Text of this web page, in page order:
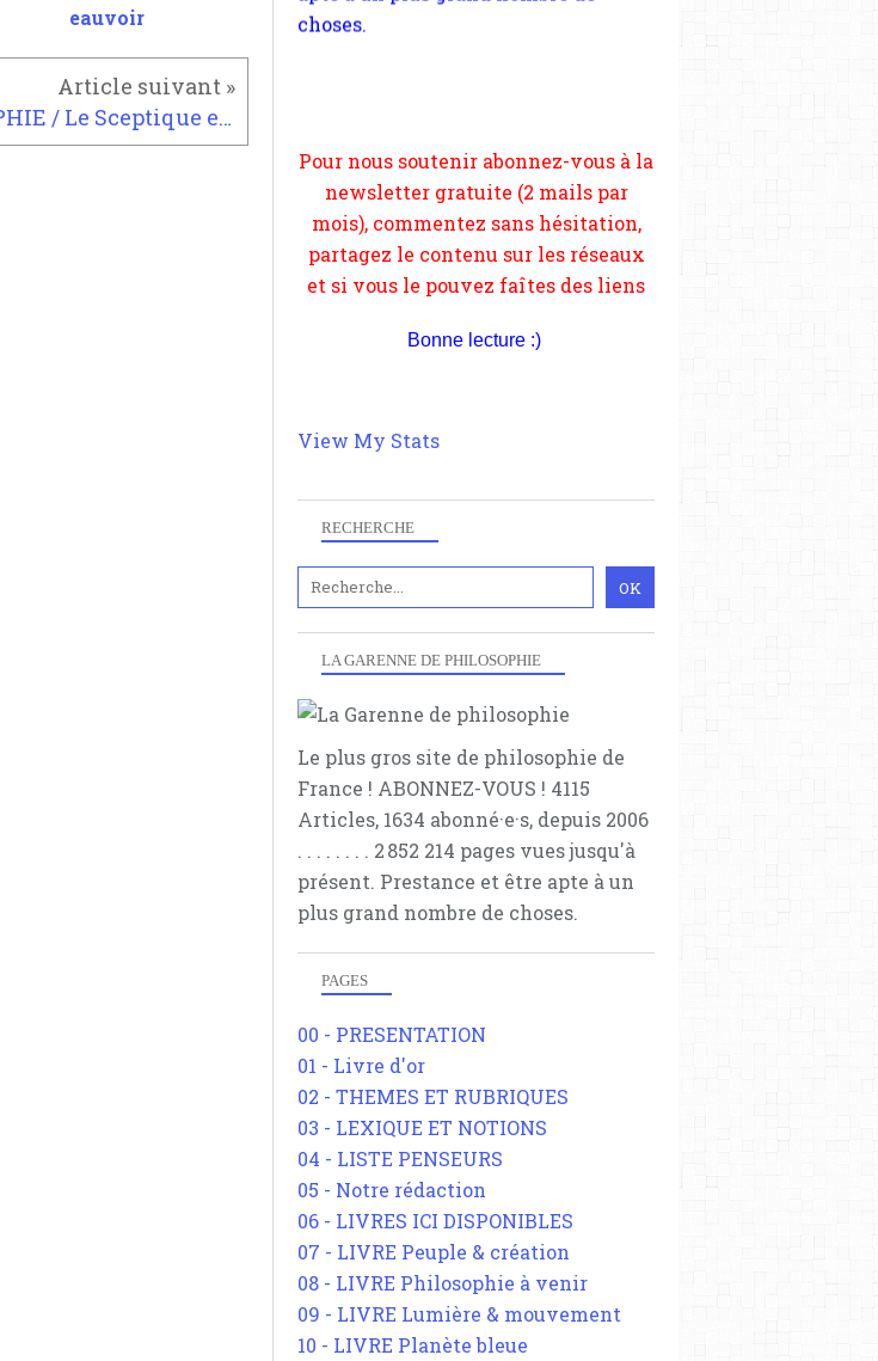
eauvoir
PHILOSOPHIE / Le Sceptique et l'Individu Empirique chez Immanuel Kant
RECHERCHE
LA GARENNE DE PHILOSOPHIE
Le plus gros site de philosophie de
France ! ABONNEZ-VOUS ! 4115
Articles, 1634 abonné·e·s, depuis 2006
. . . . . . . . 2 852 214 pages vues jusqu'à
présent. Prestance et être apte à un
plus grand nombre de choses.
PAGES
00 - PRESENTATION
01 - Livre d'or
02 - THEMES ET RUBRIQUES
03 - LEXIQUE ET NOTIONS
04 - LISTE PENSEURS
05 - Notre rédaction
06 - LIVRES ICI DISPONIBLES
07 - LIVRE Peuple & création
08 - LIVRE Philosophie à venir
09 - LIVRE Lumière & mouvement
10 - LIVRE Planète bleue
et si vous le pouvez faîtes des liens
depuis votre site.
Bonne lecture :)
View My Stats